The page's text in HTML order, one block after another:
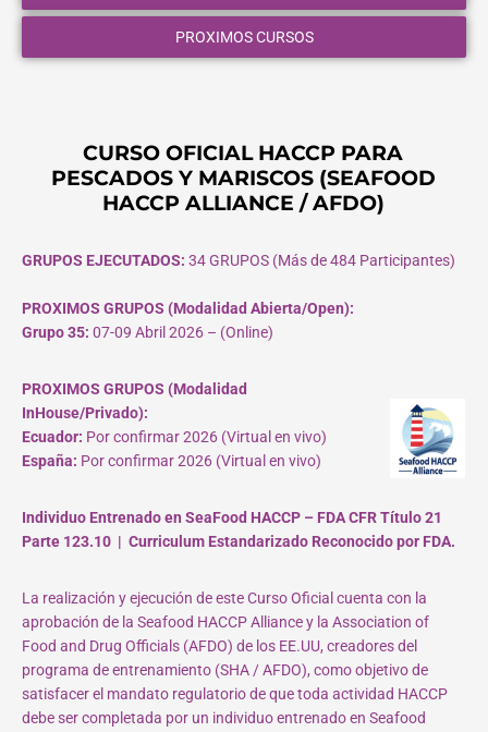
PROXIMOS CURSOS
CURSO OFICIAL HACCP PARA
PESCADOS Y MARISCOS (SEAFOOD
HACCP ALLIANCE / AFDO)
GRUPOS EJECUTADOS: 34 GRUPOS (Más de 484 Participantes)
PROXIMOS GRUPOS (Modalidad Abierta/Open):
Grupo 35: 07-09 Abril 2026 – (Online)
PROXIMOS GRUPOS (Modalidad
InHouse/Privado):
Ecuador: Por confirmar 2026 (Virtual en vivo)
España: Por confirmar 2026 (Virtual en vivo)
Individuo Entrenado en SeaFood HACCP – FDA CFR Título 21
Parte 123.10 | Curriculum Estandarizado Reconocido por FDA.
La realización y ejecución de este Curso Oficial cuenta con la
aprobación de la Seafood HACCP Alliance y la Association of
Food and Drug Officials (AFDO) de los EE.UU, creadores del
programa de entrenamiento (SHA / AFDO), como objetivo de
satisfacer el mandato regulatorio de que toda actividad HACCP
debe ser completada por un individuo entrenado en Seafood